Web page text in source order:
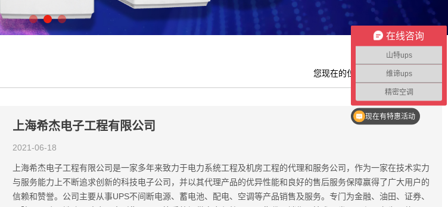
您现在的位置:网站首页 > 成功案例
上海希杰电子工程有限公司
2021-06-18
上海希杰电子工程有限公司是一家多年来致力于电力系统工程及机房工程的代理和服务公司，作为一家在技术实力
与服务能力上不断追求创新的科技电子公司，并以其代理产品的优异性能和良好的售后服务保障赢得了广大用户的
信赖和赞誉。公司主要从事UPS不间断电源、蓄电池、配电、空调等产品销售及服务。专门为金融、油田、证券、
在线咨询
山特ups
维谛ups
精密空调
现在有特惠活动